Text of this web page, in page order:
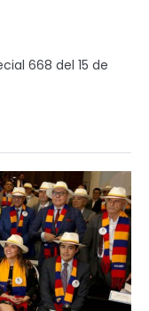
668 del 15 de